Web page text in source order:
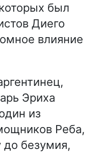
был
Диего
влияние
Эриха
из
Реба,
безумия,